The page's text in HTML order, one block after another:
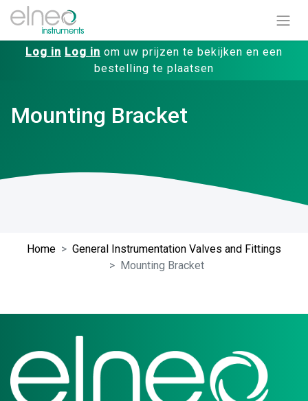
Log in Log in om uw prijzen te bekijken en een
bestelling te plaatsen
Mounting Bracket
Home
General Instrumentation Valves and Fittings
Mounting Bracket